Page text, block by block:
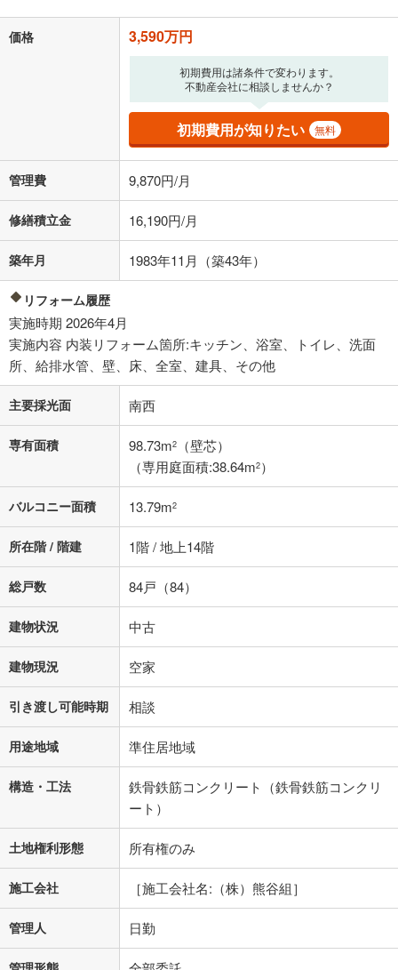
「金利」については、ご利用を予定されている金融機関等にご確認の
上、ご自身での入力をお願いいたします。初期設定で自動入力されてい
の金融機関等における貸出金利を何ら保証するものではありません。返
済方法「元利均等返済」にて算出しております。入力された金利を35年
適用した場合の計算結果を表示しています。
その他月額費用や、初期費用がかかります。ご注意ください。実際にお
借り入れの際は各金融機関等に、必ずご自身でご確認をお願いいたしま
不動産会社に購入相談をする
閉じる
価格 3,590万円
初期費用は諸条件で変わります。
不動産会社に相談しませんか？
初期費用が知りたい 無料
管理費 9,870円/月
修繕積立金 16,190円/月
築年月 1983年11月（築43年）
リフォーム履歴
実施時期 2026年4月
実施内容 内装リフォーム箇所:キッチン、浴室、トイレ、洗面
所、給排水管、壁、床、全室、建具、その他
主要採光面 南西
専有面積 98.73m2
（壁芯）
（専用庭面積:38.64m2）
バルコニー面積 13.79m2
所在階 / 階建 1階 / 地上14階
総戸数 84戸（84）
建物状況 中古
建物現況 空家
引き渡し可能時期 相談
用途地域 準住居地域
構造・工法
鉄骨鉄筋コンクリート（鉄骨鉄筋コンクリ
ート）
土地権利形態 所有権のみ
施工会社 ［施工会社名:（株）熊谷組］
管理人 日勤